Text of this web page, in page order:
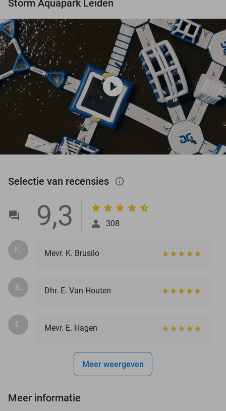
Storm Aquapark Leiden
play_circle
Selectie van recensies info_outlined
9,3 308
K. Mevr. K. Brusilo
E. Dhr. E. Van Houten
E. Mevr. E. Hagen
Meer weergeven
Meer informatie